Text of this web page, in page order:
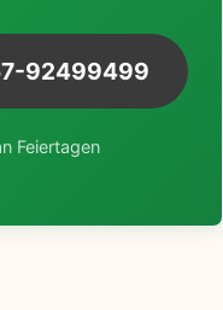
92499499
Feiertagen